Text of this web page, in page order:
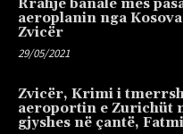
Rrahje banale mes
aeroplanin nga
Zvicër
29/05/2021
Zvicër, Krimi i
aeroportin e Zurichüt
gjyshes në çantë,